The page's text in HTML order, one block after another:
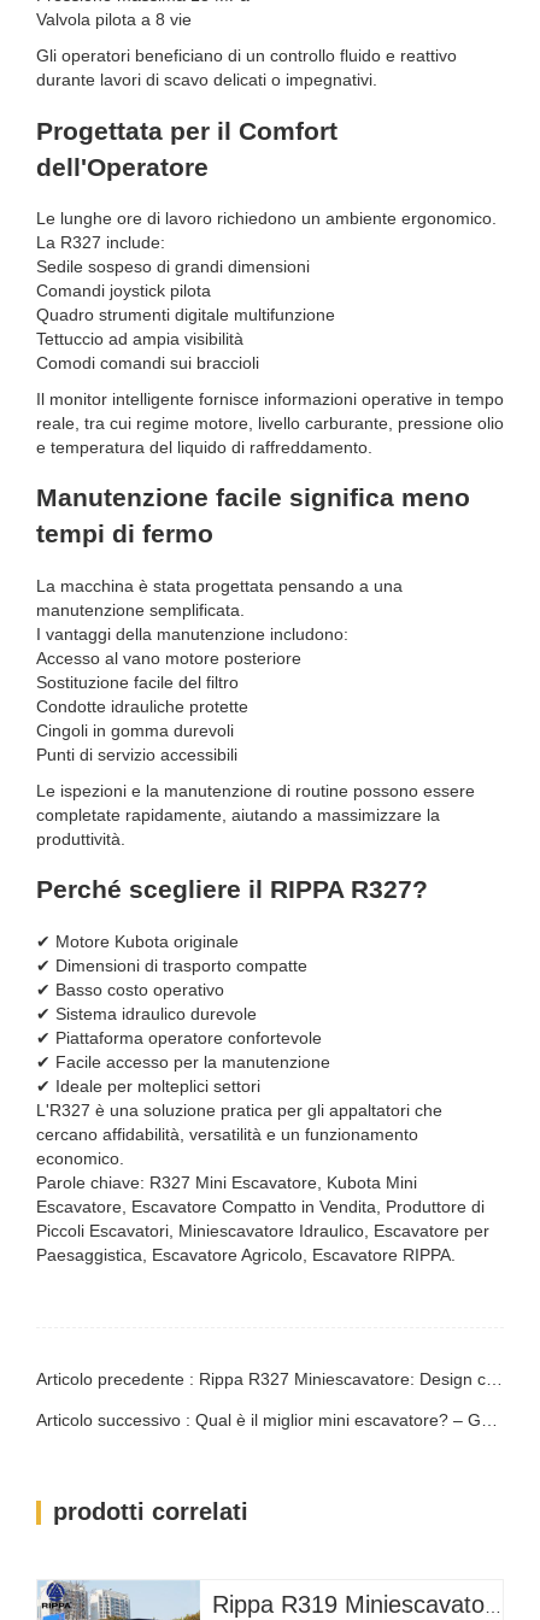
Valvola pilota a 8 vie
Gli operatori beneficiano di un controllo fluido e reattivo
durante lavori di scavo delicati o impegnativi.
Progettata per il Comfort
dell'Operatore
Le lunghe ore di lavoro richiedono un ambiente ergonomico.
La R327 include:
Sedile sospeso di grandi dimensioni
Comandi joystick pilota
Quadro strumenti digitale multifunzione
Tettuccio ad ampia visibilità
Comodi comandi sui braccioli
Il monitor intelligente fornisce informazioni operative in tempo
reale, tra cui regime motore, livello carburante, pressione olio
e temperatura del liquido di raffreddamento.
Manutenzione facile significa meno
tempi di fermo
La macchina è stata progettata pensando a una
manutenzione semplificata.
I vantaggi della manutenzione includono:
Accesso al vano motore posteriore
Sostituzione facile del filtro
Condotte idrauliche protette
Cingoli in gomma durevoli
Punti di servizio accessibili
Le ispezioni e la manutenzione di routine possono essere
completate rapidamente, aiutando a massimizzare la
produttività.
Perché scegliere il RIPPA R327?
✔ Motore Kubota originale
✔ Dimensioni di trasporto compatte
✔ Basso costo operativo
✔ Sistema idraulico durevole
✔ Piattaforma operatore confortevole
✔ Facile accesso per la manutenzione
✔ Ideale per molteplici settori
L'R327 è una soluzione pratica per gli appaltatori che
cercano affidabilità, versatilità e un funzionamento
economico.
Parole chiave: R327 Mini Escavatore, Kubota Mini
Escavatore, Escavatore Compatto in Vendita, Produttore di
Piccoli Escavatori, Miniescavatore Idraulico, Escavatore per
Paesaggistica, Escavatore Agricolo, Escavatore RIPPA.
prodotti correlati